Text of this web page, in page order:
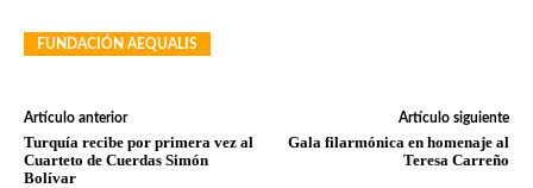
FUNDACIÓN AEQUALIS
Artículo anterior
Turquía recibe por primera vez al
Cuarteto de Cuerdas Simón
Bolívar
Artículo siguiente
Gala filarmónica en homenaje al
Teresa Carreño